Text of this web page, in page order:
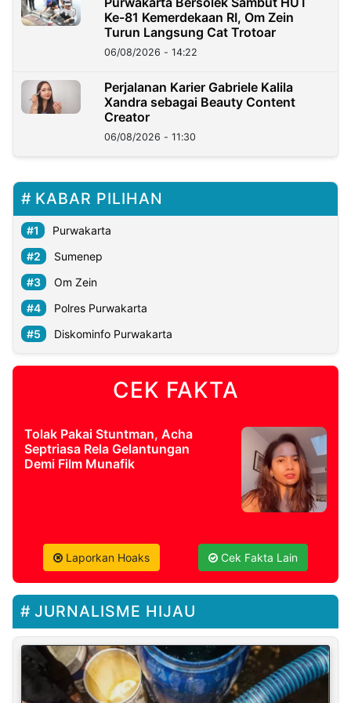
Ke-81 Kemerdekaan RI, Om Zein
Turun Langsung Cat Trotoar
06/08/2026 - 14:22
Perjalanan Karier Gabriele Kalila
Xandra sebagai Beauty Content
Creator
06/08/2026 - 11:30
KABAR PILIHAN
Purwakarta
Sumenep
Om Zein
Polres Purwakarta
Diskominfo Purwakarta
CEK FAKTA
Tolak Pakai Stuntman, Acha
Septriasa Rela Gelantungan
Demi Film Munafik
Laporkan Hoaks Cek Fakta Lain
JURNALISME HIJAU